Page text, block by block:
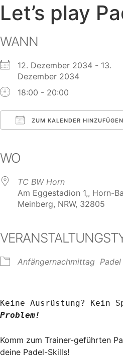
Let’s play
WANN
12. Dezember 2034 - 13.
Dezember 2034
18:00 - 20:00
ZUM KALENDER HINZUFÜGEN
WO
TC BW Horn
Am Eggestadion 1,, Horn-
Meinberg, NRW, 32805
Anfängernachmittag Padel
Keine Ausrüstung? Kein
Problem!
Komm zum Trainer-geführten
deine Padel-Skills!